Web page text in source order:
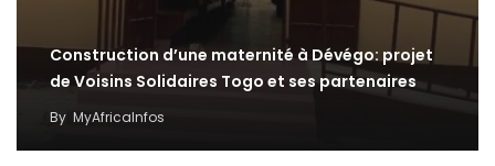
Construction d’une maternité à Dévégo: projet
de Voisins Solidaires Togo et ses partenaires
By MyAfricaInfos